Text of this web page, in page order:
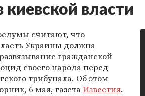
киевской власти
считают, что
Украины должна
гражданской
своего народа перед
трибунала. Об этом
6 мая, газетаИзвестия.